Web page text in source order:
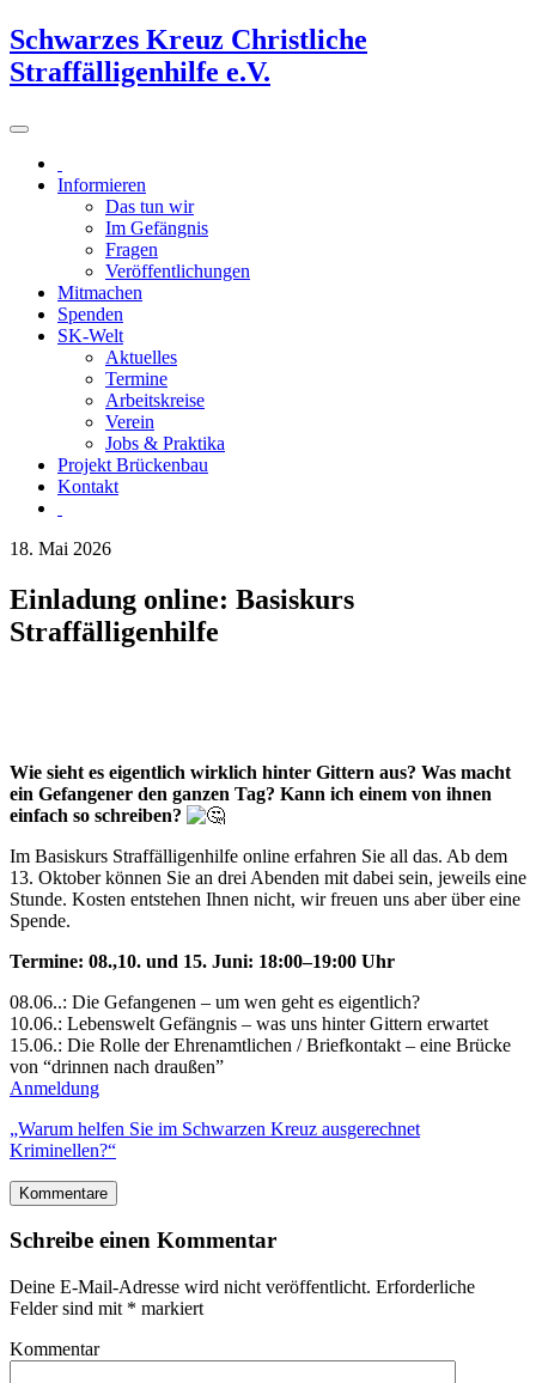
Schwarzes Kreuz Christliche
Straffälligenhilfe e.V.
Informieren
Das tun wir
Im Gefängnis
Fragen
Veröffentlichungen
Mitmachen
Spenden
SK-Welt
Aktuelles
Termine
Arbeitskreise
Verein
Jobs & Praktika
Projekt Brückenbau
Kontakt
18. Mai 2026
Einladung online: Basiskurs
Straffälligenhilfe
Wie sieht es eigentlich wirklich hinter Gittern aus? Was macht
ein Gefangener den ganzen Tag? Kann ich einem von ihnen
einfach so schreiben?
Im Basiskurs Straffälligenhilfe online erfahren Sie all das. Ab dem
13. Oktober können Sie an drei Abenden mit dabei sein, jeweils eine
Stunde. Kosten entstehen Ihnen nicht, wir freuen uns aber über eine
Spende.
Termine: 08.,10. und 15. Juni: 18:00–19:00 Uhr
08.06..: Die Gefangenen – um wen geht es eigentlich?
10.06.: Lebenswelt Gefängnis – was uns hinter Gittern erwartet
15.06.: Die Rolle der Ehrenamtlichen / Briefkontakt – eine Brücke
von “drinnen nach draußen”
Anmeldung
„Warum helfen Sie im Schwarzen Kreuz ausgerechnet
Kriminellen?“
Kommentare
Schreibe einen Kommentar
Deine E-Mail-Adresse wird nicht veröffentlicht. Erforderliche
Felder sind mit * markiert
Kommentar